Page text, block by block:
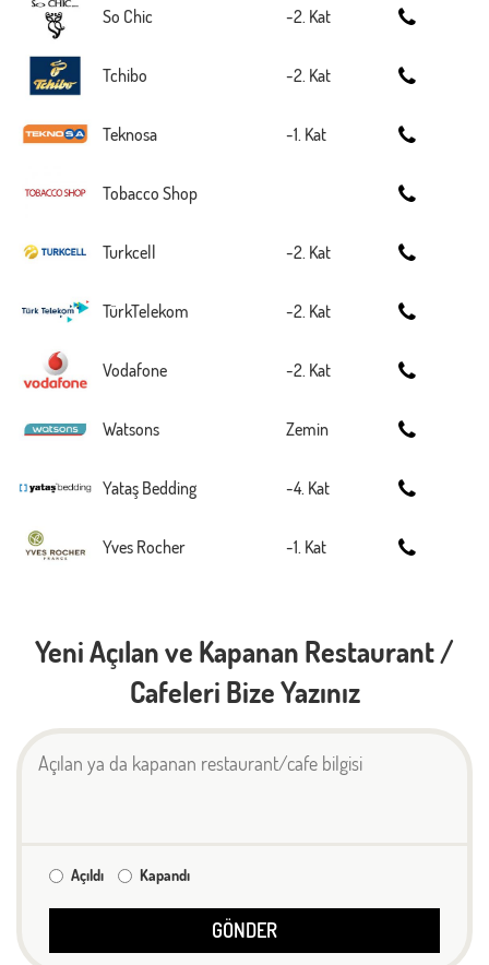
So Chic -2. Kat
Tchibo -2. Kat
Teknosa -1. Kat
Tobacco Shop
Turkcell -2. Kat
TürkTelekom -2. Kat
Vodafone -2. Kat
Watsons Zemin
Yataş Bedding -4. Kat
Yves Rocher -1. Kat
Yeni Açılan ve Kapanan Restaurant /
Cafeleri Bize Yazınız
Açıldı Kapandı
GÖNDER